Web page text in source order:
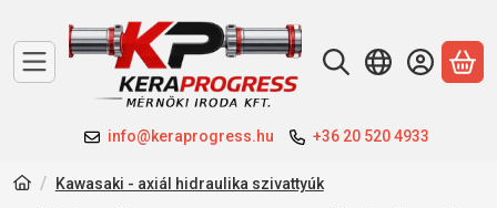
info@keraprogress.hu +36 20 520 4933
A
Kawasaki - axiál hidraulika szivattyúk